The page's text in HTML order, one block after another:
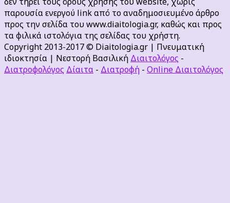
παρουσία ενεργού link από το αναδημοσιευμένο άρθρο
προς την σελίδα του www.diaitologia.gr, καθώς και προς
τα φιλικά ιστολόγια της σελίδας του χρήστη.
Copyright 2013-2017 © Diaitologia.gr | Πνευματική
ιδιοκτησία | Νεστορή Βασιλική Διαιτολόγος -
Διατροφολόγος Δίαιτα - Διατροφή - Online Διαιτολόγος